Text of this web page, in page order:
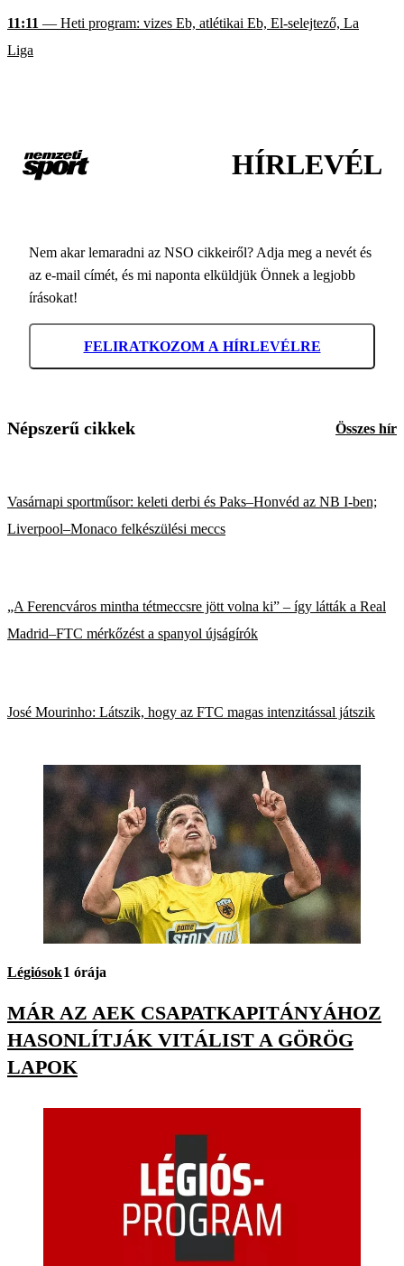
11:11 — Heti program: vizes Eb, atlétikai Eb, El-selejtező, La
Liga
HÍRLEVÉL
Nem akar lemaradni az NSO cikkeiről? Adja meg a nevét és
az e-mail címét, és mi naponta elküldjük Önnek a legjobb
írásokat!
FELIRATKOZOM A HÍRLEVÉLRE
Népszerű cikkek Összes hír
Vasárnapi sportműsor: keleti derbi és Paks–Honvéd az NB I-ben;
Liverpool–Monaco felkészülési meccs
„A Ferencváros mintha tétmeccsre jött volna ki” – így látták a Real
Madrid–FTC mérkőzést a spanyol újságírók
José Mourinho: Látszik, hogy az FTC magas intenzitással játszik
Légiósok1 órája
MÁR AZ AEK CSAPATKAPITÁNYÁHOZ
HASONLÍTJÁK VITÁLIST A GÖRÖG
LAPOK